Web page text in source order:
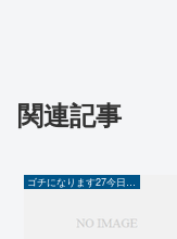
関連記事
ゴチになります27今日の結果速報（2026年）